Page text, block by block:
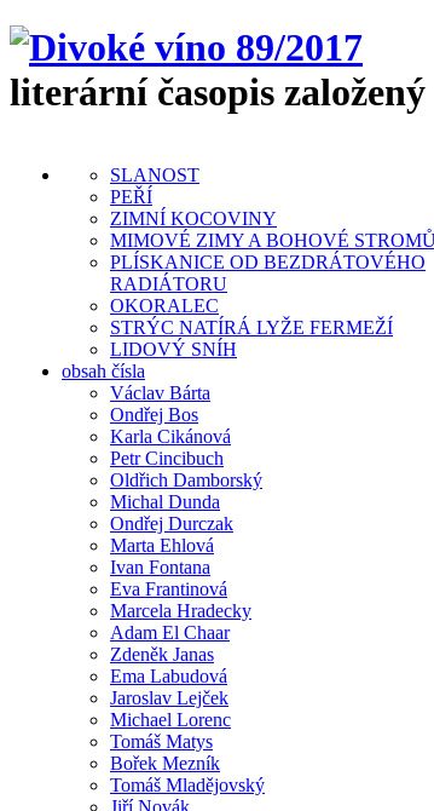
literární časopis založený
SLANOST
PEŘÍ
ZIMNÍ KOCOVINY
MIMOVÉ ZIMY A BOHOVÉ
PLÍSKANICE OD BEZDRÁTOVÉHO
RADIÁTORU
OKORALEC
STRÝC NATÍRÁ LYŽE FERMEŽÍ
LIDOVÝ SNÍH
obsah čísla
Václav Bárta
Ondřej Bos
Karla Cikánová
Petr Cincibuch
Oldřich Damborský
Michal Dunda
Ondřej Durczak
Marta Ehlová
Ivan Fontana
Eva Frantinová
Marcela Hradecky
Adam El Chaar
Zdeněk Janas
Ema Labudová
Jaroslav Lejček
Michael Lorenc
Tomáš Matys
Bořek Mezník
Tomáš Mladějovský
Jiří Novák